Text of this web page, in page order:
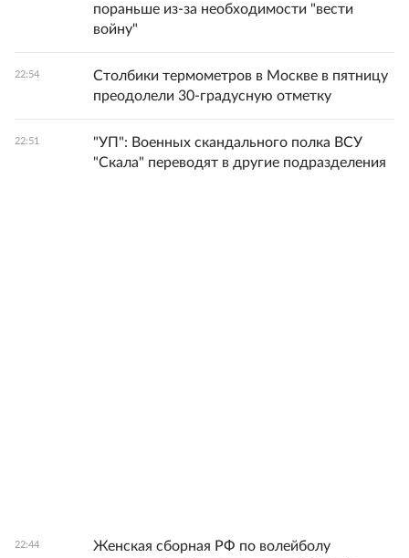
пораньше из-за необходимости "вести
войну"
22:54
Столбики термометров в Москве в пятницу
преодолели 30-градусную отметку
22:51
"УП": Военных скандального полка ВСУ
"Скала" переводят в другие подразделения
22:44
Женская сборная РФ по волейболу